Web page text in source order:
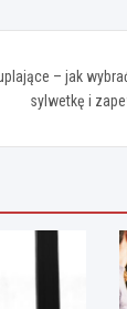
– jak
sylwetkę i